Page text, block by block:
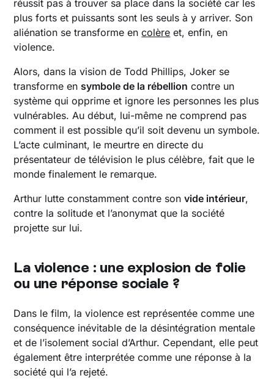
réussit pas à trouver sa place dans la société car les
plus forts et puissants sont les seuls à y arriver. Son
aliénation se transforme encolère et, enfin, en
violence.
Alors, dans la vision de Todd Phillips, Joker se
transforme en symbole de la rébellion contre un
système qui opprime et ignore les personnes les plus
vulnérables. Au début, lui-même ne comprend pas
comment il est possible qu’il soit devenu un symbole.
L’acte culminant, le meurtre en directe du
présentateur de télévision le plus célèbre, fait que le
monde finalement le remarque.
Arthur lutte constamment contre sonvide intérieur,
contre la solitude et l’anonymat que la société
projette sur lui.
La violence : une explosion de folie
ou une réponse sociale ?
Dans le film, la violence est représentée comme une
conséquence inévitable de la désintégration mentale
et de l’isolement social d’Arthur. Cependant, elle peut
également être interprétée comme une réponse à la
société qui l’a rejeté.